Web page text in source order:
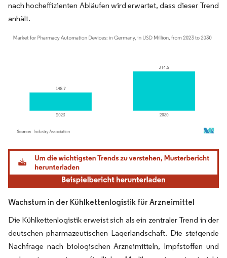
nach hocheffizienten Abläufen wird erwartet, dass dieser Trend
anhält.
Bild © Mordor Intelligence. Wiederverwendung erfordert Namensnennung gemäß
Wachstum in der Kühlkettenlogistik für Arzneimittel
Die Kühlkettenlogistik erweist sich als ein zentraler Trend in der
deutschen pharmazeutischen Lagerlandschaft. Die steigende
Nachfrage nach biologischen Arzneimitteln, Impfstoffen und